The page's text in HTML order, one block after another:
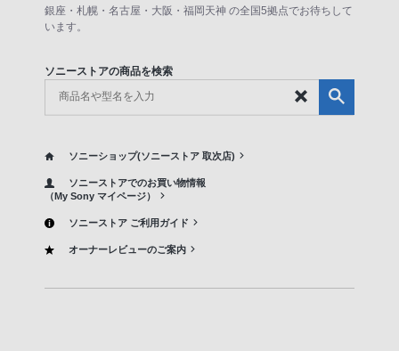
銀座・札幌・名古屋・大阪・福岡天神 の全国5拠点でお待ちして
います。
ソニーストアの商品を検索
ソニーショップ(ソニーストア 取次店)
ソニーストアでのお買い物情報
（My Sony マイページ）
ソニーストア ご利用ガイド
オーナーレビューのご案内